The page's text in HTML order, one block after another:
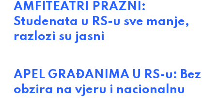
AMFITEATRI PRAZNI:
Studenata u RS-u sve manje,
razlozi su jasni
APEL GRAĐANIMA U RS-u: Bez
obzira na vjeru i nacionalnu